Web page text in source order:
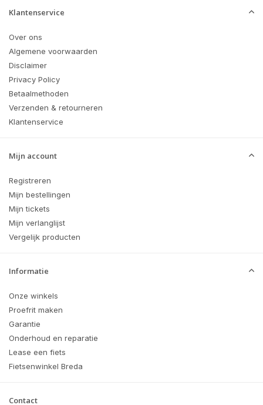
Klantenservice
Over ons
Algemene voorwaarden
Disclaimer
Privacy Policy
Betaalmethoden
Verzenden & retourneren
Klantenservice
Mijn account
Registreren
Mijn bestellingen
Mijn tickets
Mijn verlanglijst
Vergelijk producten
Informatie
Onze winkels
Proefrit maken
Garantie
Onderhoud en reparatie
Lease een fiets
Fietsenwinkel Breda
Contact